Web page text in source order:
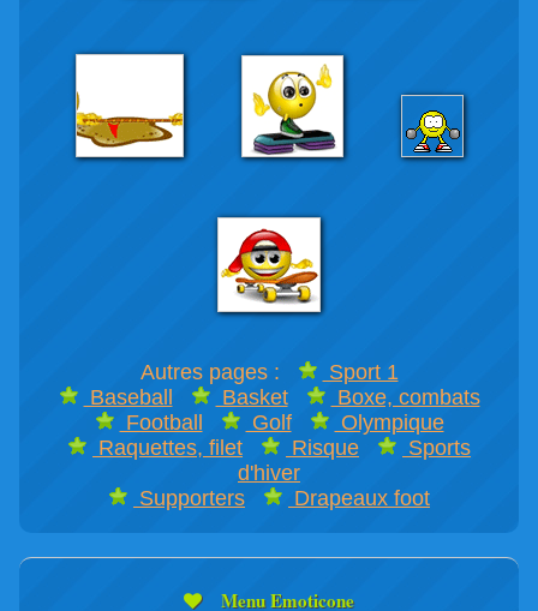
Autres pages :
Sport 1
Baseball
Basket
Boxe, combats
Football
Golf
Olympique
Raquettes, filet
Risque
Sports
d'hiver
Supporters
Drapeaux foot
Menu Emoticone